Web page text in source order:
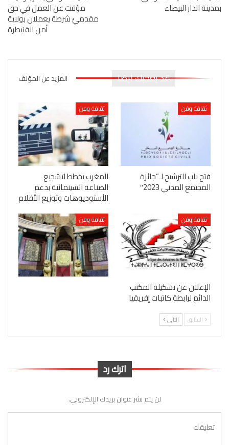
بمدينة الدار البيضاء مؤقت عن العمل في حق
مقدميْ شرطة يعملان بولاية
أمن القنيطرة
قد يعجبك ايضا المزيد عن المؤلف
ثقافة وفن
فتح باب الترشيح لـ”جائزة
المجتمع المدني 2023″
ثقافة وفن
المغرب يخطط لتشجيع
الصناعة السينمائية بدعم
الأستوديوهات وتوزيع الأفلام
ثقافة وفن
الإعلان عن تشكيلة المكتب
الدائم لرابطة كاتبات إفريقيا
ثقافة وفن
السابق التالي
اترك رد
لن يتم نشر عنوان بريدك الإلكتروني.